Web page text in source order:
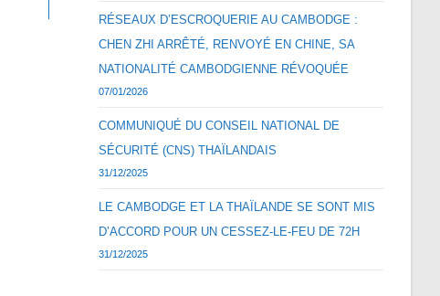
RÉSEAUX D’ESCROQUERIE AU CAMBODGE :
CHEN ZHI ARRÊTÉ, RENVOYÉ EN CHINE, SA
NATIONALITÉ CAMBODGIENNE RÉVOQUÉE
07/01/2026
COMMUNIQUÉ DU CONSEIL NATIONAL DE
SÉCURITÉ (CNS) THAÏLANDAIS
31/12/2025
LE CAMBODGE ET LA THAÏLANDE SE SONT MIS
D’ACCORD POUR UN CESSEZ-LE-FEU DE 72H
31/12/2025